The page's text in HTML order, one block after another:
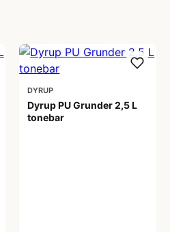
DYRUP
Dyrup PU Grunder 2,5 L
tonebar